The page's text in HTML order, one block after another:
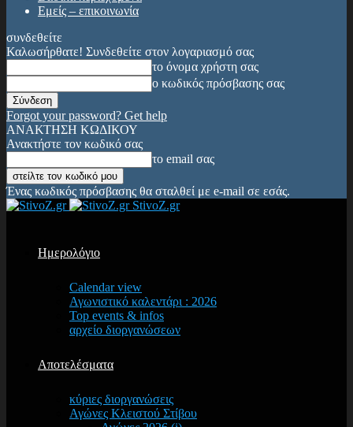
Εμείς – επικοινωνία
συνδεθείτε
Καλωσήρθατε! Συνδεθείτε στον λογαριασμό σας
το όνομα χρήστη σας
ο κωδικός πρόσβασης σας
Forgot your password? Get help
ΑΝΑΚΤΗΣΗ ΚΩΔΙΚΟΥ
Ανακτήστε τον κωδικό σας
το email σας
Ένας κωδικός πρόσβασης θα σταλθεί με e-mail σε εσάς.
StivoZ.gr
Ημερολόγιο
Calendar view
Αγωνιστικό καλεντάρι : 2026
Top events & infos
αρχείο διοργανώσεων
Αποτελέσματα
κύριες διοργανώσεις
Αγώνες Κλειστού Στίβου